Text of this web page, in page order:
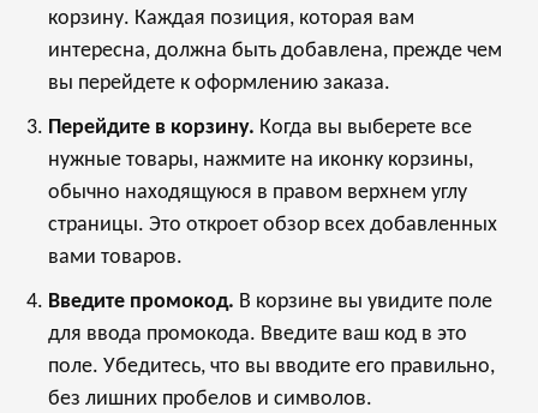
корзину. Каждая позиция, которая вам
интересна, должна быть добавлена, прежде чем
вы перейдете к оформлению заказа.
Перейдите в корзину. Когда вы выберете все
нужные товары, нажмите на иконку корзины,
обычно находящуюся в правом верхнем углу
страницы. Это откроет обзор всех добавленных
вами товаров.
Введите промокод. В корзине вы увидите поле
для ввода промокода. Введите ваш код в это
поле. Убедитесь, что вы вводите его правильно,
без лишних пробелов и символов.